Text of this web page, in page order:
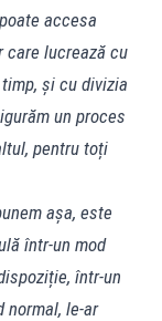
accesa
care lucrează cu
și cu divizia
un proces
pentru toți
așa, este
într-un mod
într-un
normal, le-ar